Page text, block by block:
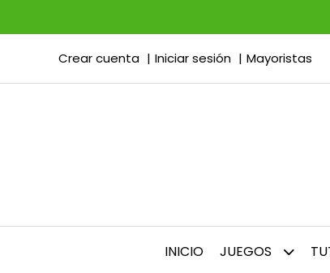
Crear cuenta Iniciar sesión Mayoristas
INICIO JUEGOS